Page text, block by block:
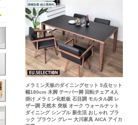
メラミン天板のダイニングセット 5点セット
幅180cm 木脚 テーパー脚 回転チェア 4人
掛け メラミン化粧板 石目調 モルタル調 レ
ザー調 天然木 突板 オーク ウォールナット
ダイニング シンプル 新生活 おしゃれ ブラ
ック ブラウン グレー 大川家具 AICA アイカ